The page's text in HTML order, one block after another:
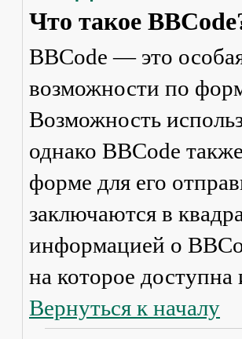
Что такое
BBCode — это
возможности по
Возможность
однако BBCode
форме для его
заключаются в
информацией о
на которое
Вернуться к началу